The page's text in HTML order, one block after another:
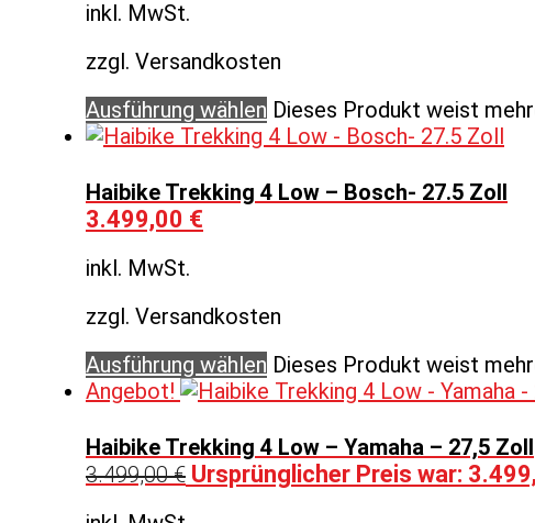
inkl. MwSt.
zzgl. Versandkosten
Ausführung wählen Dieses Produkt weist
Haibike Trekking 4 Low – Bosch- 27.5 Zoll
3.499,00 €
inkl. MwSt.
zzgl. Versandkosten
Ausführung wählen Dieses Produkt weist
Angebot!
Haibike Trekking 4 Low – Yamaha – 27,5 Zoll
3.499,00€ Ursprünglicher Preis war: